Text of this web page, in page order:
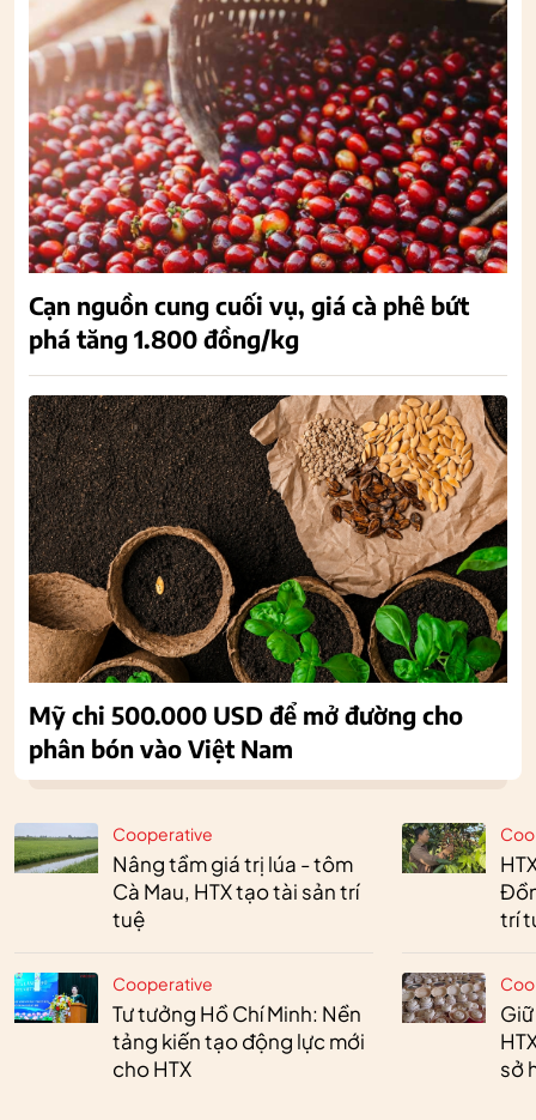
Cooperative
Nâng tầm giá trị lúa - tôm
Cà Mau, HTX tạo tài sản trí
tuệ
Cooperative
Tư tưởng Hồ Chí Minh: Nền
tảng kiến tạo động lực mới
cho HTX
trí
sở
Cạn nguồn cung cuối vụ, giá cà phê bứt
phá tăng 1.800 đồng/kg
Mỹ chi 500.000 USD để mở đường cho
phân bón vào Việt Nam